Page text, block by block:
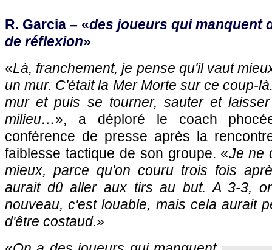
R. Garcia – «des joueurs qui manquent
de réflexion»
«Là, franchement, je pense qu'il vaut
un mur. C'était la Mer Morte sur ce coup-
mur et puis se tourner, sauter et
milieu…», a déploré le coach
conférence de presse après la
faiblesse tactique de son groupe. «Je ne
mieux, parce qu'on couru trois fois
aurait dû aller aux tirs au but. A 3-3,
nouveau, c'est louable, mais cela aurait
d'être costaud.»